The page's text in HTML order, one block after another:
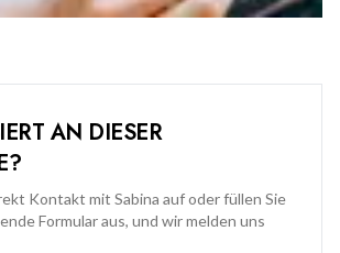
AN DIESER
Kontakt mit Sabina auf oder füllen Sie
Formular aus, und wir melden uns